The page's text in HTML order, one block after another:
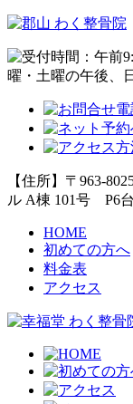
【住所】〒963-
ル A棟 101号 P6
HOME
初めての方へ
料金表
アクセス